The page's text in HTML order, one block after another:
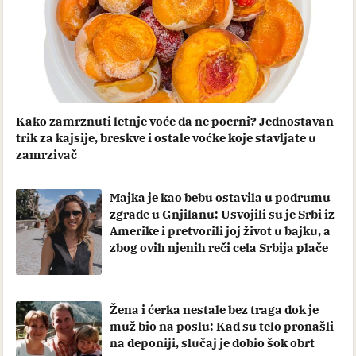
Kako zamrznuti letnje voće da ne pocrni? Jednostavan
trik za kajsije, breskve i ostale voćke koje stavljate u
zamrzivač
Majka je kao bebu ostavila u podrumu
zgrade u Gnjilanu: Usvojili su je Srbi iz
Amerike i pretvorili joj život u bajku, a
zbog ovih njenih reči cela Srbija plače
Žena i ćerka nestale bez traga dok je
muž bio na poslu: Kad su telo pronašli
na deponiji, slučaj je dobio šok obrt